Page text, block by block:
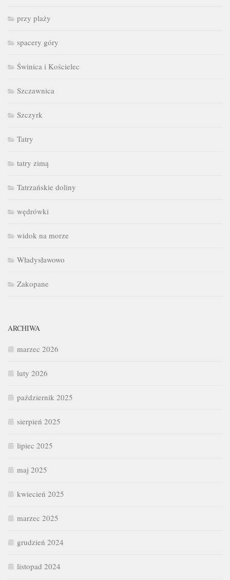
przy plaży
spacery góry
Świnica i Kościelec
Szczawnica
Szczyrk
Tatry
tatry zimą
Tatrzańskie doliny
wędrówki
widok na morze
Władysławowo
Zakopane
ARCHIWA
marzec 2026
luty 2026
październik 2025
sierpień 2025
lipiec 2025
maj 2025
kwiecień 2025
marzec 2025
grudzień 2024
listopad 2024